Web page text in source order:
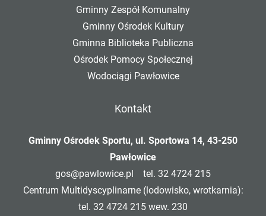
Gminny Zespół Komunalny
Gminny Ośrodek Kultury
Gminna Biblioteka Publiczna
Ośrodek Pomocy Społecznej
Wodociągi Pawłowice
Kontakt
Gminny Ośrodek Sportu, ul. Sportowa 14, 43-250
Pawłowice
gos@pawlowice.pl
tel. 32 4724 215
Centrum Multidyscyplinarne (lodowisko, wrotkarnia):
tel. 32 4724 215 wew. 230